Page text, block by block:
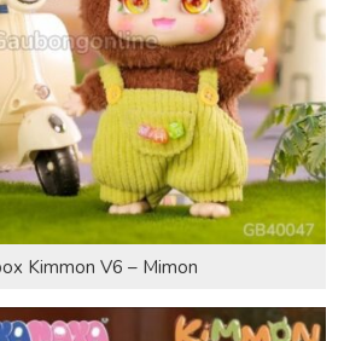
Kimmon V6 – Mimon